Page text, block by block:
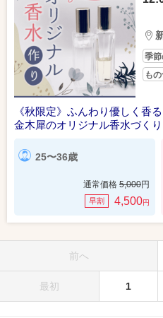
季
も
《秋限定》ふんわり優しく香る
金木犀のオリジナル香水づくり
25〜36歳
通常価格 5,000円
早割 4,500円
前へ
最初 1